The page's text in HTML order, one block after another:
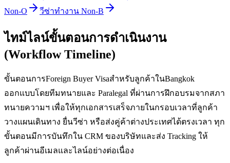
Non-O
วีซ่าทำงาน Non-B
ไทม์ไลน์ขั้นตอนการดำเนินงาน
(Workflow Timeline)
ขั้นตอนการForeign Buyer Visaสำหรับลูกค้าในBangkok
ออกแบบโดยทีมทนายและ Paralegal ที่ผ่านการฝึกอบรมจากสภา
ทนายความฯ เพื่อให้ทุกเอกสารเสร็จภายในกรอบเวลาที่ลูกค้า
วางแผนเดินทาง ยื่นวีซ่า หรือส่งคู่ค้าต่างประเทศได้ตรงเวลา ทุก
ขั้นตอนมีการบันทึกใน CRM ของบริษัทและส่ง Tracking ให้
ลูกค้าผ่านอีเมลและไลน์อย่างต่อเนื่อง